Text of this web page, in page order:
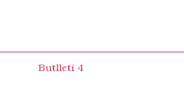
Butlletí 4